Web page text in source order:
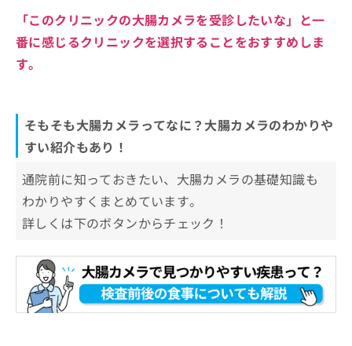
「このクリニックの大腸カメラを受診したいな」と一
番に感じるクリニックを選択することをおすすめしま
す。
そもそも大腸カメラってなに？大腸カメラのわかりや
すい紹介もあり！
通院前に知っておきたい、大腸カメラの基礎知識も
わかりやすくまとめています。
詳しくは下のボタンからチェック！